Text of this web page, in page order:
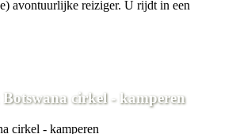
avontuurlijke reiziger. U rijdt in een
cirkel - kamperen